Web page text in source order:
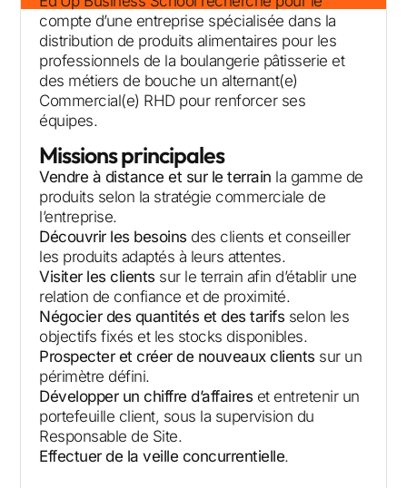
compte d’une entreprise spécialisée dans la
distribution de produits alimentaires pour les
professionnels de la boulangerie pâtisserie et
des métiers de bouche un alternant(e)
Commercial(e) RHD pour renforcer ses
équipes.
Missions principales
Vendre à distance et sur le terrain la gamme de
produits selon la stratégie commerciale de
l’entreprise.
Découvrir les besoins des clients et conseiller
les produits adaptés à leurs attentes.
Visiter les clients sur le terrain afin d’établir une
relation de confiance et de proximité.
Négocier des quantités et des tarifs selon les
objectifs fixés et les stocks disponibles.
Prospecter et créer de nouveaux clients sur un
périmètre défini.
Développer un chiffre d’affaires et entretenir un
portefeuille client, sous la supervision du
Responsable de Site.
Effectuer de la veille concurrentielle.